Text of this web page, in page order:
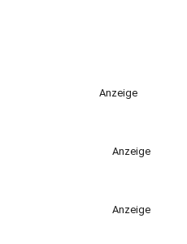
Anzeige
Anzeige
Anzeige